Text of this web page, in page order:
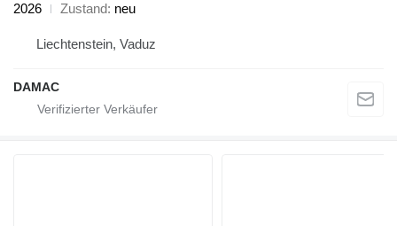
2026
Zustand neu
Liechtenstein, Vaduz
DAMAC